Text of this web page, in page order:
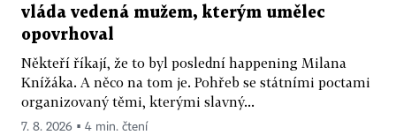
vláda vedená mužem, kterým umělec
opovrhoval
Někteří říkají, že to byl poslední happening Milana
Knížáka. A něco na tom je. Pohřeb se státními poctami
organizovaný těmi, kterými slavný...
7. 8. 2026 ▪ 4 min. čtení